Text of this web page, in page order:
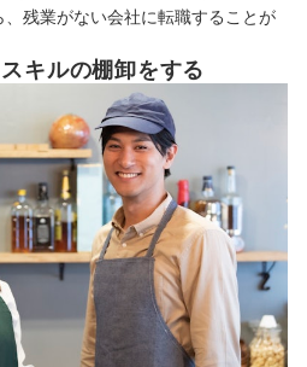
残業がない会社に転職することが
キルの棚卸をする